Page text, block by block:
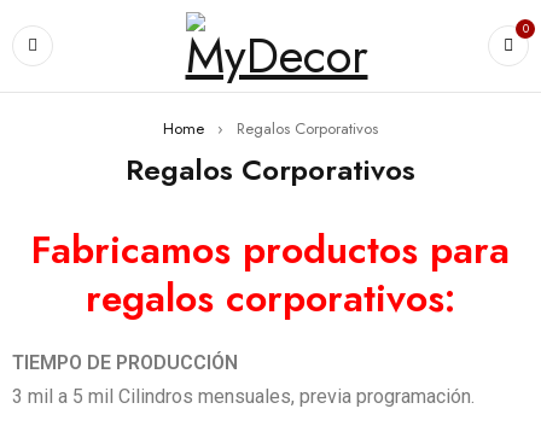
0
Home › Regalos Corporativos
Regalos Corporativos
Fabricamos productos para
regalos corporativos:
TIEMPO DE PRODUCCIÓN
3 mil a 5 mil Cilindros mensuales, previa programación.